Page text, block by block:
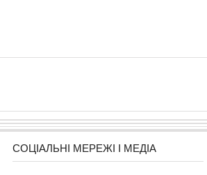
СОЦІАЛЬНІ МЕРЕЖІ І МЕДІА